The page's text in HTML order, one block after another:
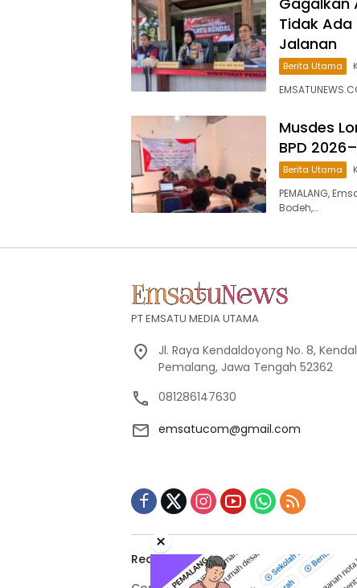
Tidak Ada
Jalanan
Berita Utama
Musdes
BPD
Berita Utama
PEMALANG,
Bodeh,…
PT EMSATU MEDIA UTAMA
Jl. Raya Kendaldoyong No. 8,
Pemalang, Jawa Tengah 52362
081286147630
emsatucom@gmail.com
Redaksi Indeks Berita Pedoman
×